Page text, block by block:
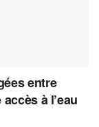
entre
à l’eau